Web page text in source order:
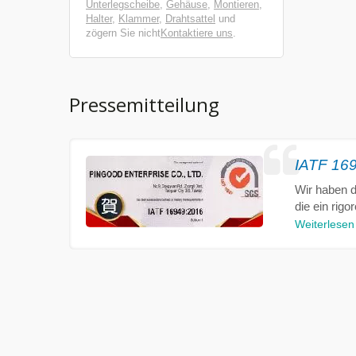
Unterlegscheibe, Gehäuse, Montieren,
Halter, Klammer, Drahtsattel und
zögern Sie nichtKontaktiere uns.
Pressemitteilung
IATF
Wir haben
die ein
Weiterlesen